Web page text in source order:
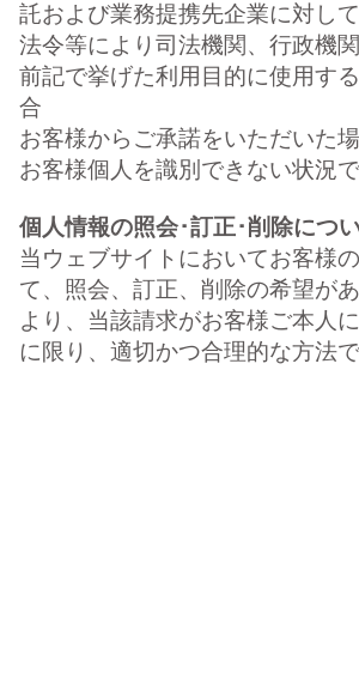
託および業務提携先企業に対し
法令等により司法機関、行政機
前記で挙げた利用目的に使用す
合
お客様からご承諾をいただいた
お客様個人を識別できない状況
個人情報の照会･訂正･削除につ
当ウェブサイトにおいてお客様
て、照会、訂正、削除の希望が
より、当該請求がお客様ご本人
に限り、適切かつ合理的な方法